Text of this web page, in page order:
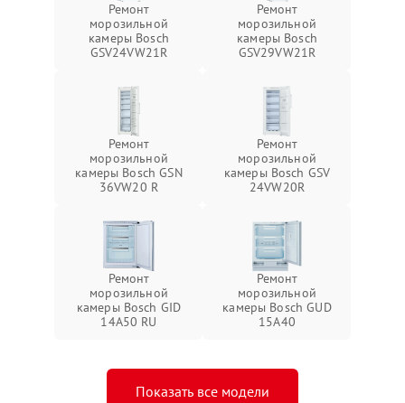
Ремонт
морозильной
камеры Bosch
GSV24VW21R
Ремонт
морозильной
камеры Bosch
GSV29VW21R
Ремонт
морозильной
камеры Bosch GSN
36VW20 R
Ремонт
морозильной
камеры Bosch GSV
24VW20R
Ремонт
морозильной
камеры Bosch GID
14A50 RU
Ремонт
морозильной
камеры Bosch GUD
15A40
Показать все модели